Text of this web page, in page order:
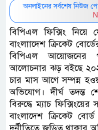
অনলাইনের সর্বশেষ নিউজ
বিপিএল ফিক্সিং নিয়ে
বাংলাাদেশ ক্রিকেট
বিপিএল আয়োজনের
আলোচনার ঝড় বইছে ২০২৫
চার মাস আগে সম্পন্ন
অভিযোগ। দীর্ঘ তদন্ত
বিরুদ্ধে ম্যাচ
বাংলাদেশ ক্রিকেট